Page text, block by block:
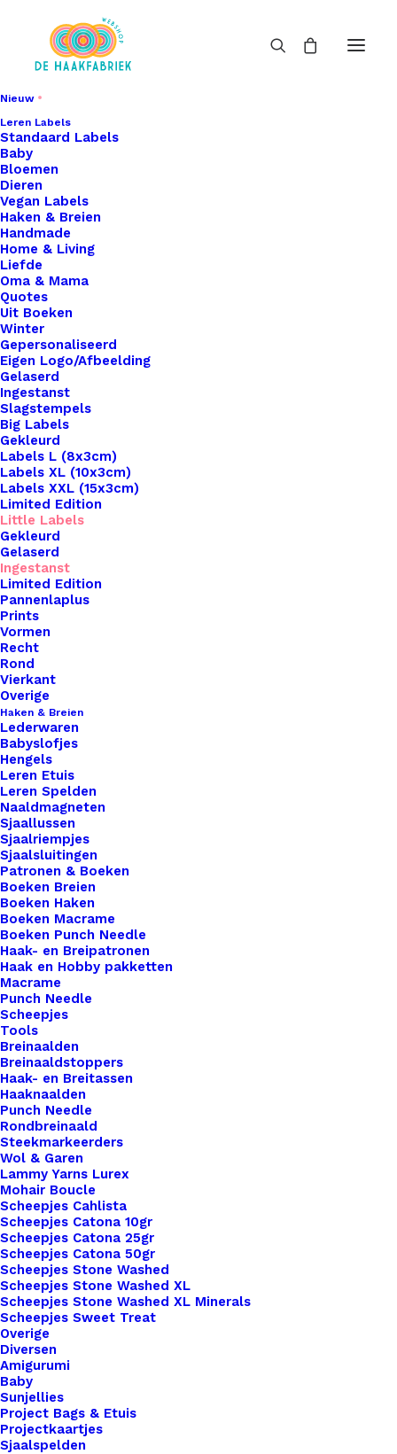
Nieuw
Leren Labels
Standaard Labels
Baby
Bloemen
Dieren
Vegan Labels
Haken & Breien
Handmade
Home & Living
Liefde
Oma & Mama
Quotes
Uit Boeken
Winter
Gepersonaliseerd
Eigen Logo/Afbeelding
Gelaserd
Ingestanst
Slagstempels
Big Labels
Gekleurd
Labels L (8x3cm)
Labels XL (10x3cm)
Labels XXL (15x3cm)
Limited Edition
Little Labels
Gekleurd
Gelaserd
Ingestanst
Limited Edition
Pannenlaplus
Prints
Vormen
Recht
Rond
Vierkant
Overige
Haken & Breien
Lederwaren
Babyslofjes
Hengels
Leren Etuis
Leren Spelden
Naaldmagneten
Sjaallussen
Sjaalriempjes
Sjaalsluitingen
Patronen & Boeken
Boeken Breien
Boeken Haken
Boeken Macrame
Boeken Punch Needle
Haak- en Breipatronen
Haak en Hobby pakketten
Macrame
Punch Needle
Scheepjes
Tools
Breinaalden
Breinaaldstoppers
Haak- en Breitassen
Haaknaalden
Punch Needle
Rondbreinaald
Steekmarkeerders
Wol & Garen
Lammy Yarns Lurex
Mohair Boucle
Scheepjes Cahlista
Scheepjes Catona 10gr
Scheepjes Catona 25gr
Scheepjes Catona 50gr
Scheepjes Stone Washed
Scheepjes Stone Washed XL
Scheepjes Stone Washed XL Minerals
Scheepjes Sweet Treat
Overige
Diversen
Amigurumi
Baby
Sunjellies
Project Bags & Etuis
Projectkaartjes
Sjaalspelden
Home
Leren Labels
Little Label Met Diverse Sluitingen Hey Leukerd
Little Label Met
Diverse Sluitingen
Hey Leukerd
€1,00
Op zoek naar een manier om je handgemaakte
haak- en breiwerken naar een hoger niveau te
tillen? Onze leren Little Labels zijn de perfecte
keuze om jouw creaties te voorzien van een
onderscheidend en professioneel tintje. Wat onze
Little Labels echt bijzonder maakt, is hun formaat
en opvallende aanwezigheid. Deze smalle labels
zijn perfect om je haak- en breiwerk te markeren
en een statement te maken met je creaties. Of je
nu een deken, trui, tas of ander handgemaakt item
maakt, onze Little labels zullen gegarandeerd de
aandacht trekken. Bij De Haakfabriek Webshop
bieden we een verscheidenheid aan
bevestigingsopties voor onze leren Little Labels,
waaronder drukknopen, schroefsluitingen,
aannaaien en leren vetersluitingen. Of je nu de
voorkeur geeft aan een snelle en eenvoudige
bevestiging met drukknopen, een veilige
bevestiging met schroeven, of een meer
traditionele look met aannaaien of vetersluiting,
wij hebben de perfecte optie voor jou. Onze leren
Little labels zijn gemaakt van hoogwaardig leer,
wat zorgt voor duurzaamheid en een luxe
uitstraling. Bovendien bieden we een breed scala
aan lettertypen, kleuren en personalisatieopties,
zodat je jouw labels kunt aanpassen aan jouw
unieke stijl en merk. Ontdek vandaag nog de
mogelijkheden van onze leren Little Labels en
geef je haak- en breiwerk de finishing touch die
het verdient. Bestel nu en maak indruk met je
creatieve meesterwerken!